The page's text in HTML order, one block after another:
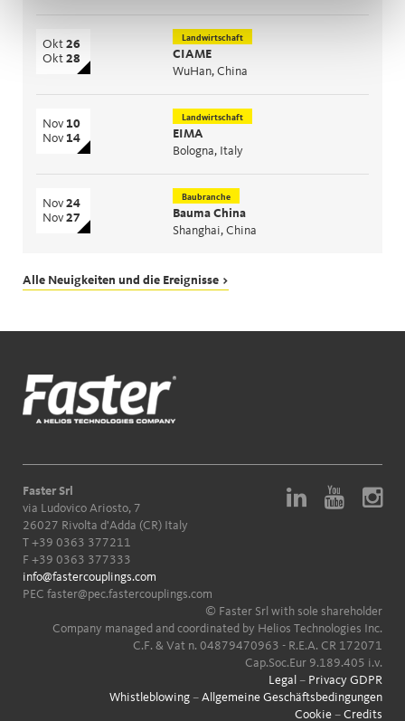
Okt 26
Okt 28
Landwirtschaft
CIAME
WuHan, China
Nov 10
Nov 14
Landwirtschaft
EIMA
Bologna, Italy
Nov 24
Nov 27
Baubranche
Bauma China
Shanghai, China
Alle Neuigkeiten und die Ereignisse >
Faster Srl
via Ludovico Ariosto, 7
26027 Rivolta d'Adda (CR) Italy
T +39 0363 377211
F +39 0363 377333
info@fastercouplings.com
PEC faster@pec.fastercouplings.com
© Faster Srl with sole shareholder
Company managed and coordinated by Helios Technologies Inc.
C.F. & Vat n. 04879470963 - R.E.A. CR 172071
Cap.Soc.Eur 9.189.405 i.v.
Legal – Privacy GDPR
Whistleblowing – Allgemeine Geschäftsbedingungen
Cookie – Credits